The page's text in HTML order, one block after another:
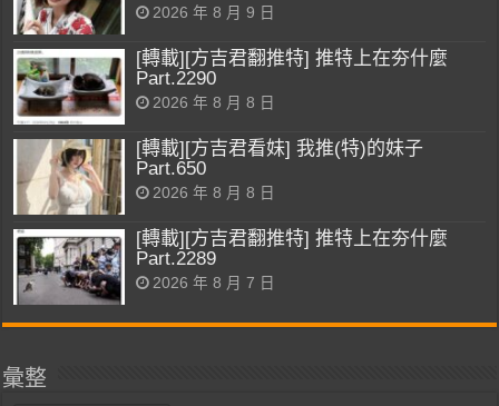
2026 年 8 月 9 日
[轉載][方吉君翻推特] 推特上在夯什麼
Part.2290
2026 年 8 月 8 日
[轉載][方吉君看妹] 我推(特)的妹子
Part.650
2026 年 8 月 8 日
[轉載][方吉君翻推特] 推特上在夯什麼
Part.2289
2026 年 8 月 7 日
彙整